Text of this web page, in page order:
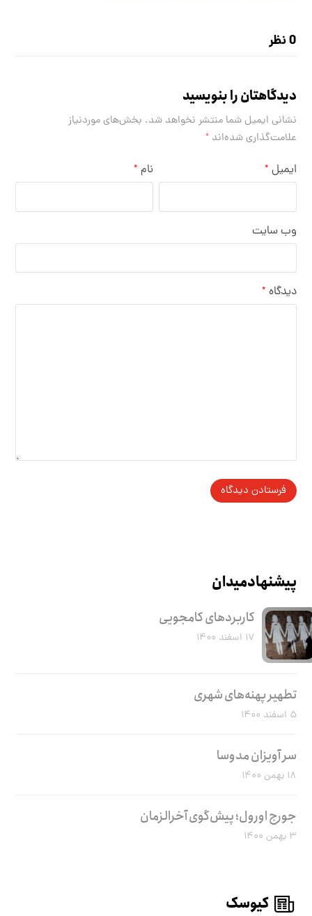
0 نظر
دیدگاهتان را بنویسید
نشانی ایمیل شما منتشر نخواهد شد. بخش‌های موردنیاز
علامت‌گذاری شده‌اند*
نام * ایمیل *
وب‌ سایت
دیدگاه *
پیشنهاد میدان
کاربرد‌های کامجویی
۱۷ اسفند ۱۴۰۰
تطهیر پهنه‌های شهری
۵ اسفند ۱۴۰۰
سر آویزان مدوسا
۱۸ بهمن ۱۴۰۰
جورج اورول؛ پیش‌گوی آخرالزمان
۳ بهمن ۱۴۰۰
کیوسک